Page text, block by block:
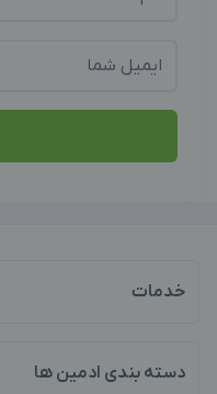
خدمات
دسته بندی ادمین ها